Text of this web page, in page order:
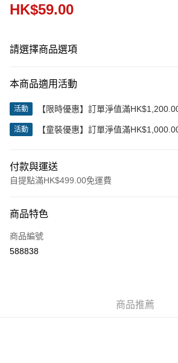
HK$59.00
請選擇商品選項
本商品適用活動
活動
【限時優惠】訂單淨值滿
活動
【童裝優惠】訂單淨值滿
付款與運送
自提點滿HK$499.00免運費
信用卡
Apple Pay
商品特色
商品編號
588838
商品推薦